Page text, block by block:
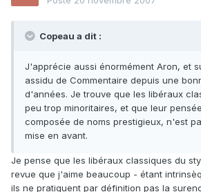
Copeau a dit :
J'apprécie aussi énormément Aron, et
assidu de Commentaire depuis une
d'années. Je trouve que les libéraux
peu trop minoritaires, et que leur
composée de noms prestigieux, n'est
mise en avant.
Je pense que les libéraux classiques du
revue que j'aime beaucoup - étant
ils ne pratiquent par définition pas la